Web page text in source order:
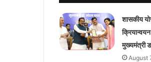
शासकीय
मुख्यमंत्री
August